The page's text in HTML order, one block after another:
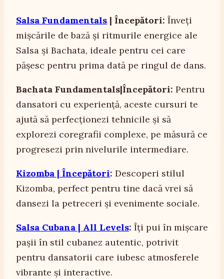
Salsa Fundamentals | Începători: Înveți
mișcările de bază și ritmurile energice ale
Salsa și Bachata, ideale pentru cei care
pășesc pentru prima dată pe ringul de dans.
Bachata Fundamentals|Începători: Pentru
dansatori cu experiență, aceste cursuri te
ajută să perfecționezi tehnicile și să
explorezi coregrafii complexe, pe măsură ce
progresezi prin nivelurile intermediare.
Kizomba | Începători: Descoperi stilul
Kizomba, perfect pentru tine dacă vrei să
dansezi la petreceri și evenimente sociale.
Salsa Cubana | All Levels: Îți pui în mișcare
pașii în stil cubanez autentic, potrivit
pentru dansatorii care iubesc atmosferele
vibrante și interactive.